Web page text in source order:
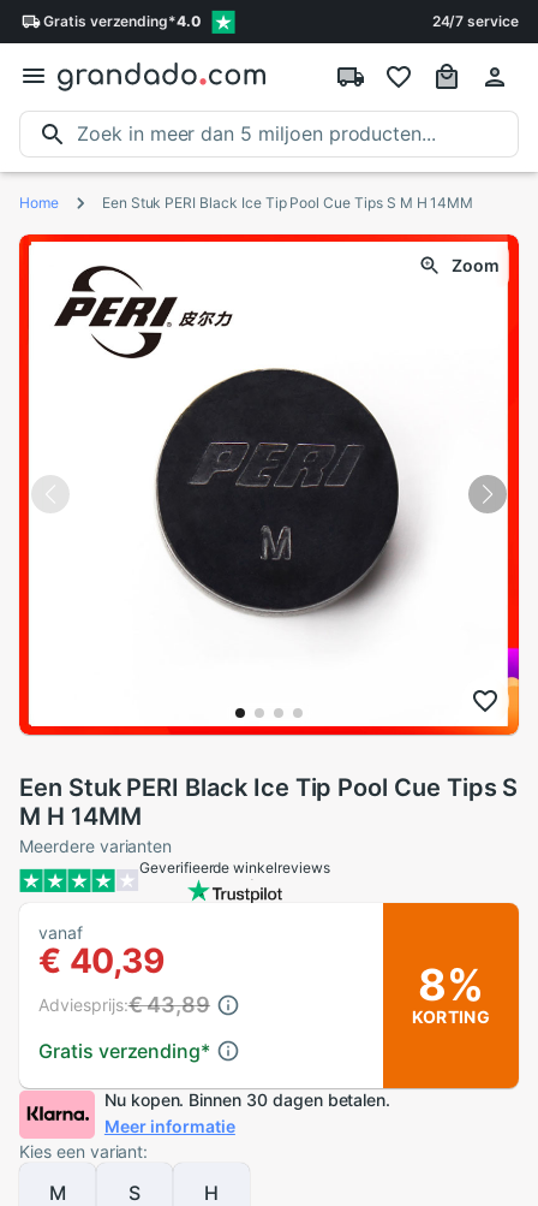
Gratis verzending*4.0 24/7 service
Home Een Stuk PERI Black Ice Tip Pool Cue Tips S M H 14MM
Zoom
Een Stuk PERI Black Ice Tip Pool Cue Tips S
M H 14MM
Meerdere varianten
Geverifieerde winkelreviews
vanaf
€ 40,39
Gratis verzending*
Adviesprijs:€ 43,89 8%
KORTING
Nu kopen. Binnen 30 dagen betalen.
Meer informatie
Kies een variant:
M S H